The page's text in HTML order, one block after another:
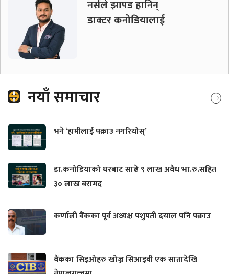
नर्सले झापड हानिन्
डाक्टर कनोडियालाई
नयाँ समाचार
भने ‘हामीलाई पक्राउ नगरियोस्’
डा.कनोडियाको घरबाट साढे ९ लाख अवैध भा.रु.सहित
३० लाख बरामद
कर्णाली बैंकका पूर्व अध्यक्ष पशुपती दयाल पनि पक्राउ
बैंकका सिइओहरु खोज्न सिआइवी एक सातादेखि